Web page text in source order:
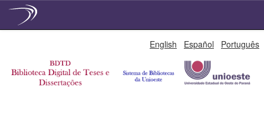
English Español Português